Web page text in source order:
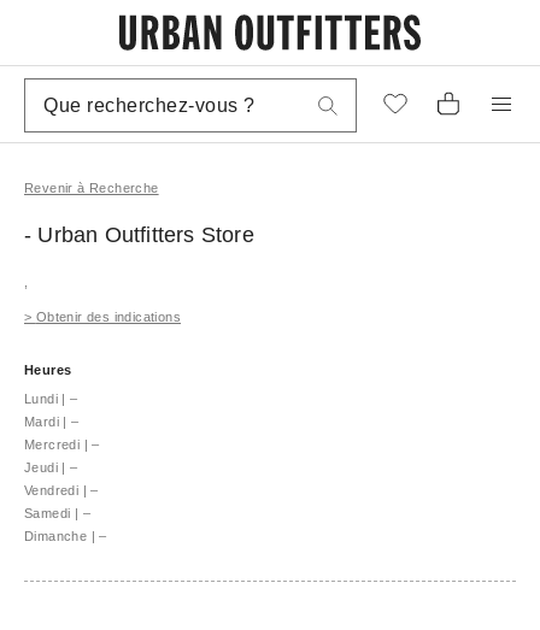
Revenir à Recherche
- Urban Outfitters Store
> Obtenir des indications
Heures
Lundi | –
Mardi | –
Mercredi | –
Jeudi | –
Vendredi | –
Samedi | –
Dimanche | –